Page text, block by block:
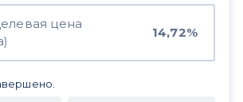
цена
14,72%